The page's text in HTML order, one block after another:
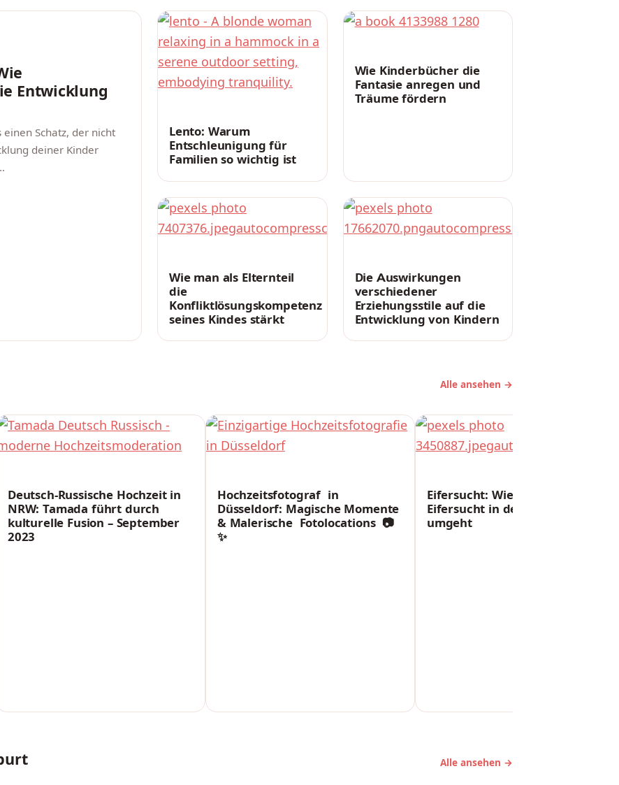
Entwicklung
Schatz, der nicht
deiner Kinder
Lento: Warum
Entschleunigung für
Familien so wichtig ist
Wie Kinderbücher die
Fantasie anregen und
Träume fördern
Wie man als Elternteil
die
Konfliktlösungskompetenz
seines Kindes stärkt
Die Auswirkungen
verschiedener
Erziehungsstile auf die
Entwicklung von Kindern
Alle ansehen →
Deutsch-Russische Hochzeit in
NRW: Tamada führt durch
kulturelle Fusion – September
2023
Hochzeitsfotograf in
Düsseldorf: Magische Momente
& Malerische Fotolocations 📷
✨
Eifersucht: Wie man mit
Eifersucht in der Partnerschaft
umgeht
Alle ansehen →